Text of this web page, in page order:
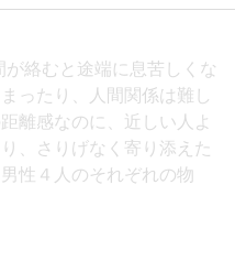
が絡むと途端に息苦しくな
ったり、人間関係は難し
離感なのに、近しい人よ
、さりげなく寄り添えた
性４人のそれぞれの物